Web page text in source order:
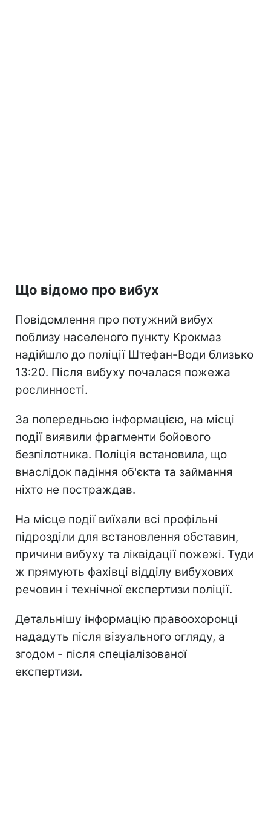
Що відомо про вибух
Повідомлення про потужний вибух
поблизу населеного пункту Крокмаз
надійшло до поліції Штефан-Води близько
13:20. Після вибуху почалася пожежа
рослинності.
За попередньою інформацією, на місці
події виявили фрагменти бойового
безпілотника. Поліція встановила, що
внаслідок падіння об'єкта та займання
ніхто не постраждав.
На місце події виїхали всі профільні
підрозділи для встановлення обставин,
причини вибуху та ліквідації пожежі. Туди
ж прямують фахівці відділу вибухових
речовин і технічної експертизи поліції.
Детальнішу інформацію правоохоронці
нададуть після візуального огляду, а
згодом - після спеціалізованої
експертизи.